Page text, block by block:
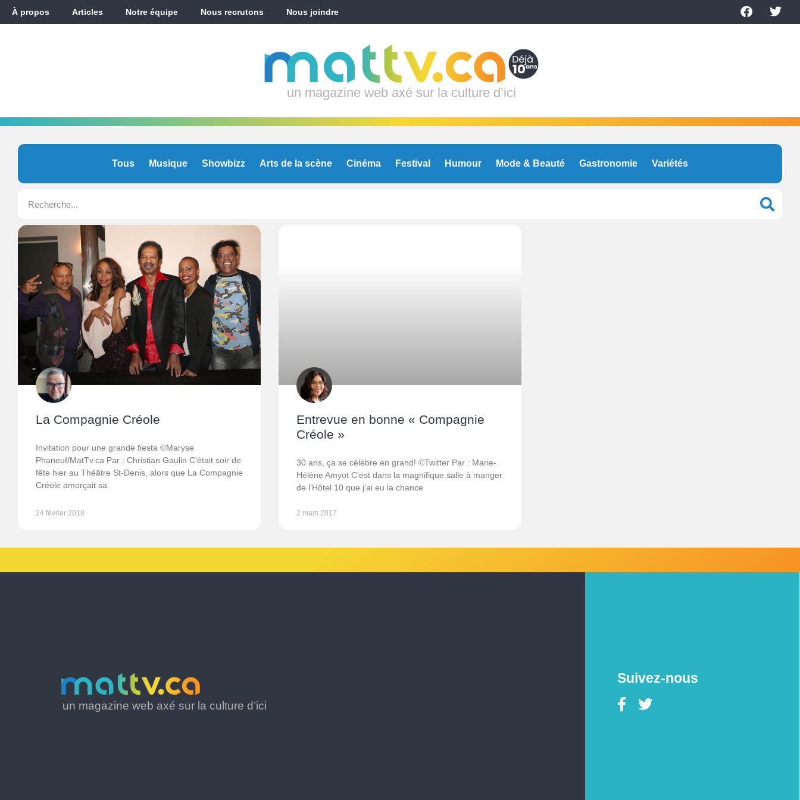
À propos Articles Notre équipe Nous recrutons Nous joindre
un magazine web axé sur la culture d’ici
Tous Musique Showbizz Arts de la scène Cinéma Festival Humour Mode & Beauté Gastronomie Variétés
La Compagnie Créole
Invitation pour une grande fiesta ©Maryse
Phaneuf/MatTv.ca Par : Christian Gaulin C’était soir de
fête hier au Théâtre St-Denis, alors que La Compagnie
Créole amorçait sa
24 février 2018
Entrevue en bonne « Compagnie
Créole »
30 ans, ça se célèbre en grand! ©Twitter Par : Marie-
Hélène Amyot C’est dans la magnifique salle à manger
de l’Hôtel 10 que j’ai eu la chance
2 mars 2017
un magazine web axé sur la culture d’ici
Suivez-nous